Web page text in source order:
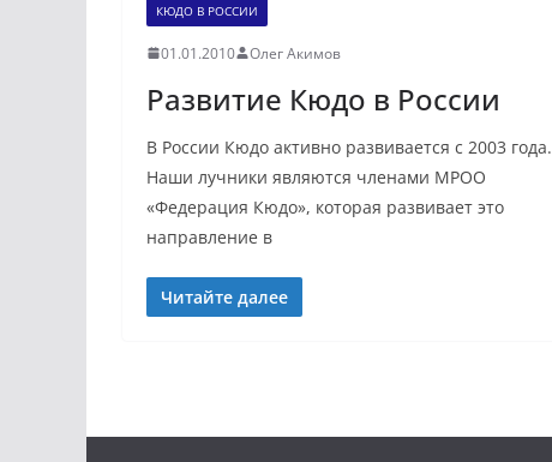
КЮДО В РОССИИ
01.01.2010 Олег Акимов
Развитие Кюдо в России
В России Кюдо активно развивается с 2003 года.
Наши лучники являются членами МРОО
«Федерация Кюдо», которая развивает это
направление в
Читайте далее